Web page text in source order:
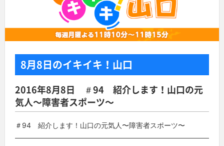
8月8日のイキイキ！山口
2016年8月8日 ＃94 紹介します！山口の元
気人〜障害者スポーツ〜
＃94 紹介します！山口の元気人〜障害者スポーツ〜